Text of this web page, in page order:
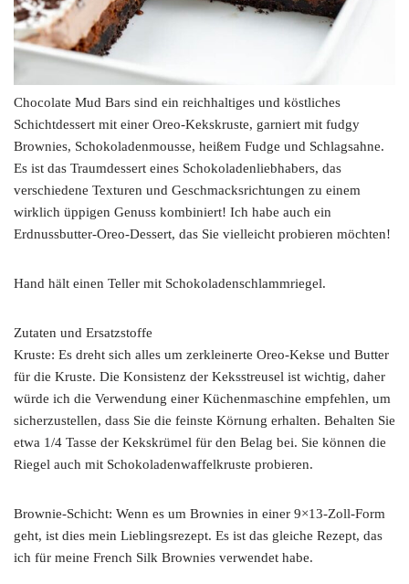
Chocolate Mud Bars sind ein reichhaltiges und köstliches
Schichtdessert mit einer Oreo-Kekskruste, garniert mit fudgy
Brownies, Schokoladenmousse, heißem Fudge und Schlagsahne.
Es ist das Traumdessert eines Schokoladenliebhabers, das
verschiedene Texturen und Geschmacksrichtungen zu einem
wirklich üppigen Genuss kombiniert! Ich habe auch ein
Erdnussbutter-Oreo-Dessert, das Sie vielleicht probieren möchten!
Hand hält einen Teller mit Schokoladenschlammriegel.
Zutaten und Ersatzstoffe
Kruste: Es dreht sich alles um zerkleinerte Oreo-Kekse und Butter
für die Kruste. Die Konsistenz der Keksstreusel ist wichtig, daher
würde ich die Verwendung einer Küchenmaschine empfehlen, um
sicherzustellen, dass Sie die feinste Körnung erhalten. Behalten Sie
etwa 1/4 Tasse der Kekskrümel für den Belag bei. Sie können die
Riegel auch mit Schokoladenwaffelkruste probieren.
Brownie-Schicht: Wenn es um Brownies in einer 9×13-Zoll-Form
geht, ist dies mein Lieblingsrezept. Es ist das gleiche Rezept, das
ich für meine French Silk Brownies verwendet habe.